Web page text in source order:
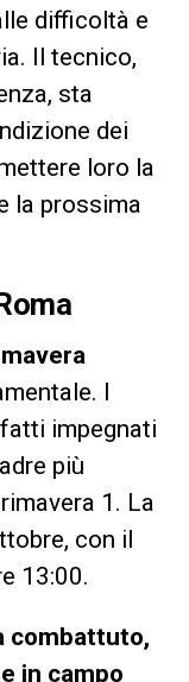
difficoltà e
Il tecnico,
sta
dei
loro la
la prossima
I
impegnati
più
1. La
con il
13:00.
combattuto,
in campo